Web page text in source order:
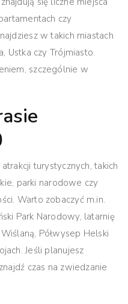
czy
w takich miastach
Ustka czy Trójmiasto.
szczególnie w
turystycznych, takich
parki narodowe czy
Warto zobaczyć m.in.
Park Narodowy, latarnię
Półwysep Helski
Jeśli planujesz
czas na zwiedzanie